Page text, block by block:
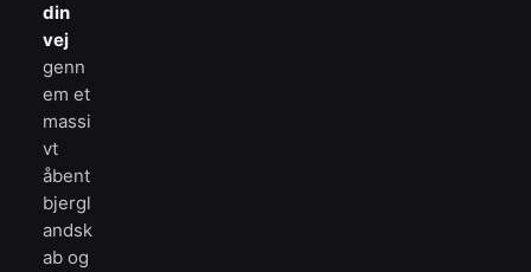
din
vej
genn
em et
massi
vt
åbent
bjergl
andsk
ab og